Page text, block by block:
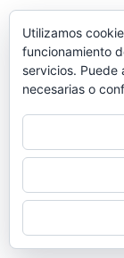
Utilizamos
funcionamiento
servicios. Puede
necesarias o